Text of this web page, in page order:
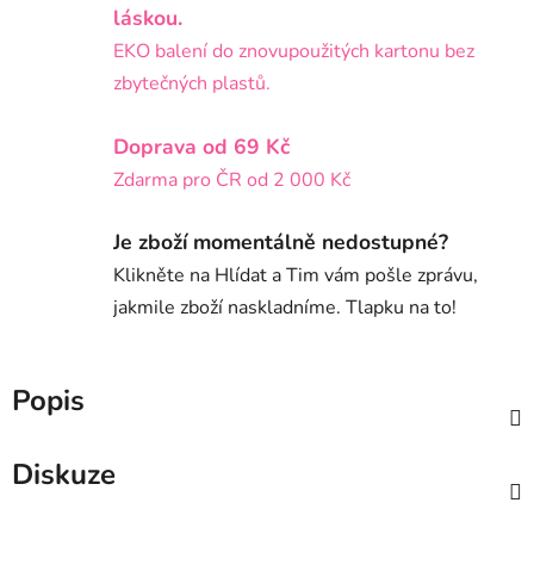
láskou.
EKO balení do znovupoužitých kartonu bez
zbytečných plastů.
Doprava od 69 Kč
Zdarma pro ČR od 2 000 Kč
Je zboží momentálně nedostupné?
Klikněte na Hlídat a Tim vám pošle zprávu,
jakmile zboží naskladníme. Tlapku na to!
Popis
Diskuze